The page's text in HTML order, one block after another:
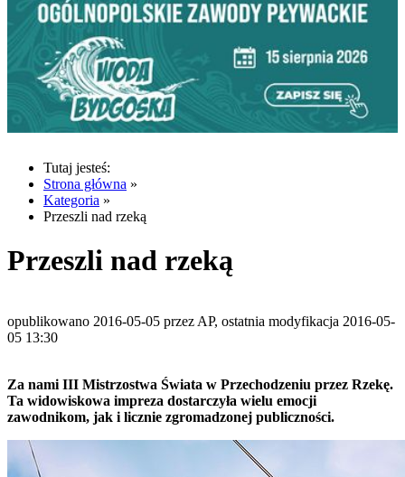
Tutaj jesteś:
Strona główna »
Kategoria »
Przeszli nad rzeką
Przeszli nad rzeką
opublikowano 2016-05-05 przez AP, ostatnia modyfikacja 2016-05-
05 13:30
Za nami III Mistrzostwa Świata w Przechodzeniu przez Rzekę.
Ta widowiskowa impreza dostarczyła wielu emocji
zawodnikom, jak i licznie zgromadzonej publiczności.